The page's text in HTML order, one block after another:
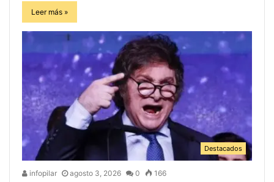
Leer más »
Destacados
infopilar agosto 3, 2026 0 166